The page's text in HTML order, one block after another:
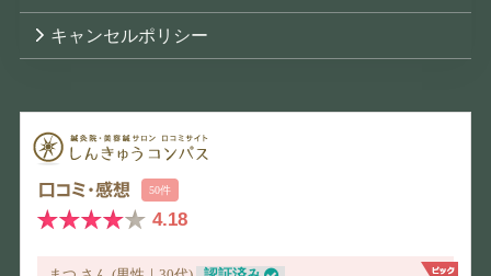
キャンセルポリシー